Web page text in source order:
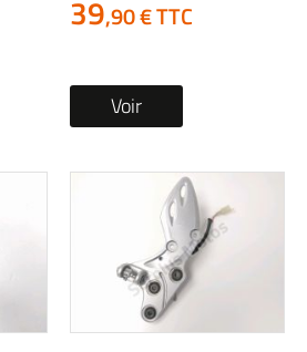
39,90 € TTC
Voir